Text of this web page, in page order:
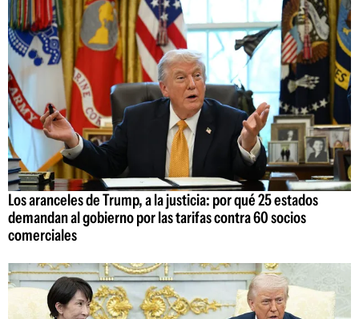
Los aranceles de Trump, a la justicia: por qué 25 estados
demandan al gobierno por las tarifas contra 60 socios
comerciales